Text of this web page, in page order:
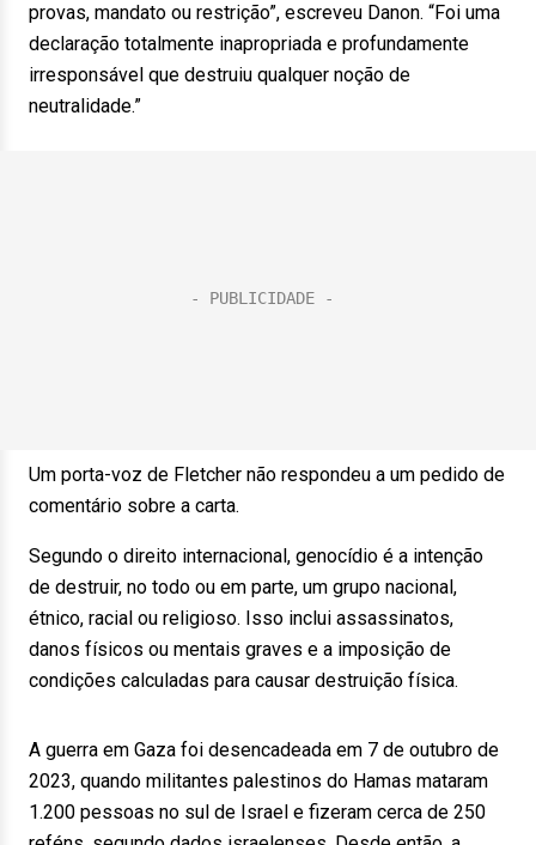
provas, mandato ou restrição”, escreveu Danon. “Foi uma
declaração totalmente inapropriada e profundamente
irresponsável que destruiu qualquer noção de
neutralidade.”
Um porta-voz de Fletcher não respondeu a um pedido de
comentário sobre a carta.
Segundo o direito internacional, genocídio é a intenção
de destruir, no todo ou em parte, um grupo nacional,
étnico, racial ou religioso. Isso inclui assassinatos,
danos físicos ou mentais graves e a imposição de
condições calculadas para causar destruição física.
A guerra em Gaza foi desencadeada em 7 de outubro de
2023, quando militantes palestinos do Hamas mataram
1.200 pessoas no sul de Israel e fizeram cerca de 250